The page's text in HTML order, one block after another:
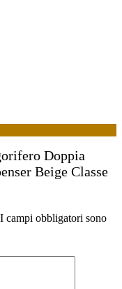
Doppia
Beige Classe
I campi obbligatori sono